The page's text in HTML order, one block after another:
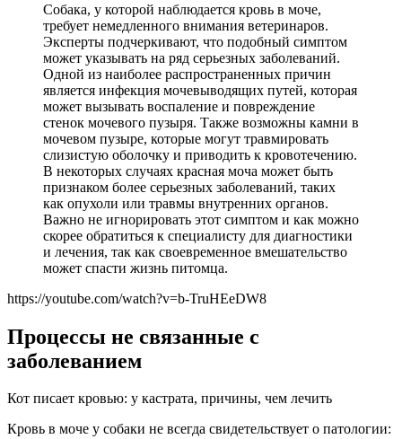
Собака, у которой наблюдается кровь в моче,
требует немедленного внимания ветеринаров.
Эксперты подчеркивают, что подобный симптом
может указывать на ряд серьезных заболеваний.
Одной из наиболее распространенных причин
является инфекция мочевыводящих путей, которая
может вызывать воспаление и повреждение
стенок мочевого пузыря. Также возможны камни в
мочевом пузыре, которые могут травмировать
слизистую оболочку и приводить к кровотечению.
В некоторых случаях красная моча может быть
признаком более серьезных заболеваний, таких
как опухоли или травмы внутренних органов.
Важно не игнорировать этот симптом и как можно
скорее обратиться к специалисту для диагностики
и лечения, так как своевременное вмешательство
может спасти жизнь питомца.
https://youtube.com/watch?v=b-TruHEeDW8
Процессы не связанные с
заболеванием
Кот писает кровью: у кастрата, причины, чем лечить
Кровь в моче у собаки не всегда свидетельствует о патологии: